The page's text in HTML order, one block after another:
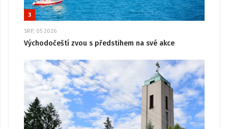
3
SRP, 05 2026
Východočeští zvou s předstihem na své akce